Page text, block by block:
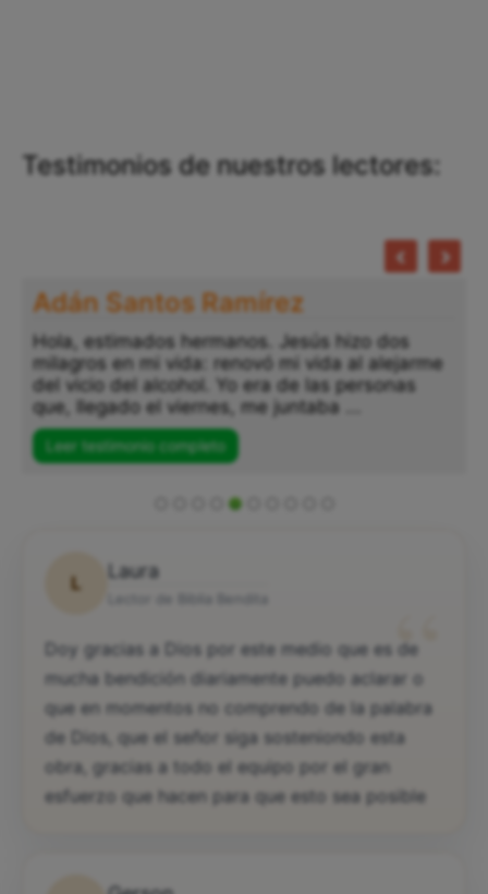
Testimonios de nuestros lectores:
Adán Santos Ramírez
Hola, estimados hermanos. Jesús hizo dos
milagros en mi vida: renovó mi vida al alejarme
del vicio del alcohol. Yo era de las personas
que, llegado el viernes, me juntaba ...
Leer testimonio completo
L
Laura
“
Doy gracias a Dios por este medio que es de
mucha bendición diariamente puedo aclarar o
que en momentos no comprendo de la palabra
de Dios, que el señor siga sosteniondo esta
obra, gracias a todo el equipo por el gran
esfuerzo que hacen para que esto sea posible